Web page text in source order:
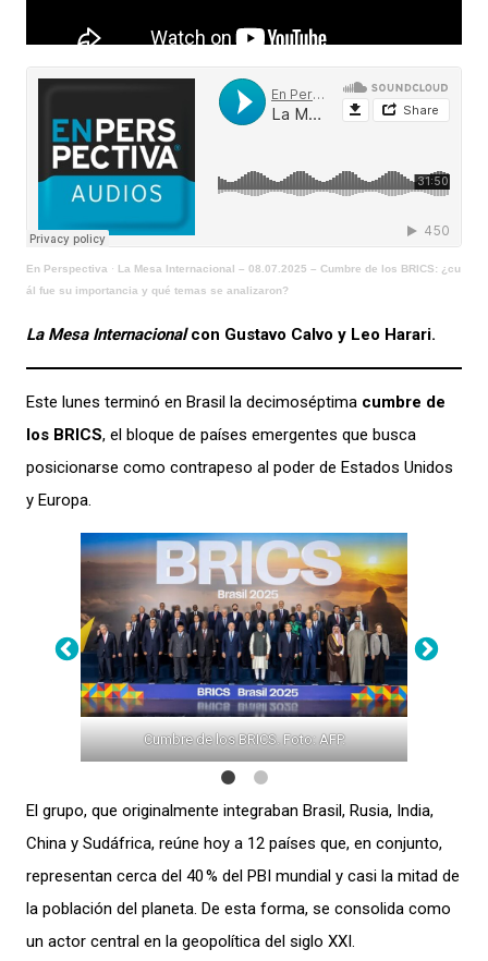
En Perspectiva · La Mesa Internacional – 08.07.2025 – Cumbre de los BRICS: ¿cu
ál fue su importancia y qué temas se analizaron?
La Mesa Internacionalcon Gustavo Calvo y Leo Harari.
Este lunes terminó en Brasil la decimoséptima cumbre de
los BRICS, el bloque de países emergentes que busca
posicionarse como contrapeso al poder de Estados Unidos
y Europa.
Cumbre de los BRICS. Foto: AFP.
El grupo, que originalmente integraban Brasil, Rusia, India,
China y Sudáfrica, reúne hoy a 12 países que, en conjunto,
representan cerca del 40 % del PBI mundial y casi la mitad de
la población del planeta. De esta forma, se consolida como
un actor central en la geopolítica del siglo XXI.